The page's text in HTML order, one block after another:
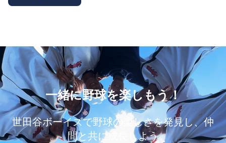
一緒に野球を楽しもう！
世田谷ボーイズで野球の楽しさを発見し、仲
間と共に成長しよう